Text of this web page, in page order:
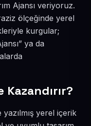
Ajansı veriyoruz.
ölçeğinde yerel
kurgular;
ya da
Kazandırır?
yerel içerik